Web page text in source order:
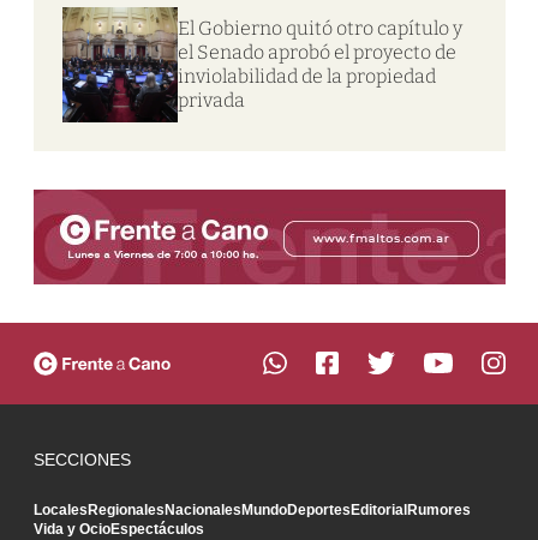
El Gobierno quitó otro capítulo y
el Senado aprobó el proyecto de
inviolabilidad de la propiedad
privada
SECCIONES
LocalesRegionalesNacionalesMundoDeportesEditorialRumores
Vida y OcioEspectáculos